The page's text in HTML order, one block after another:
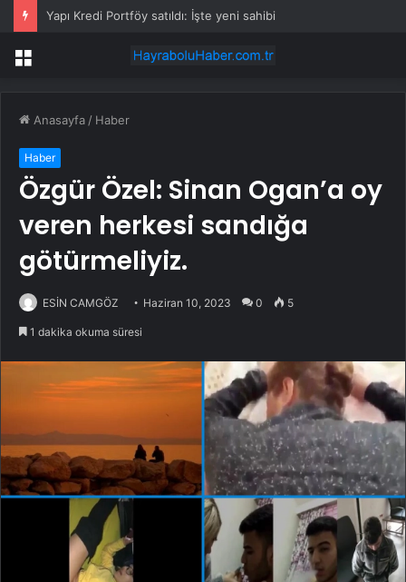
Yapı Kredi Portföy satıldı: İşte yeni sahibi
Menü
Anasayfa / Haber
Haber
Özgür Özel: Sinan Ogan’a oy
veren herkesi sandığa
götürmeliyiz.
ESİN CAMGÖZ Haziran 10, 2023 0 5
1 dakika okuma süresi